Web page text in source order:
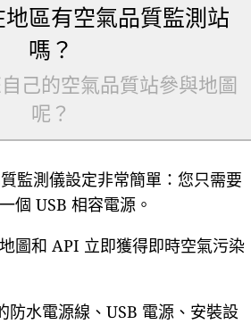
區有空氣品質監測站
嗎？
己的空氣品質站參與地圖
呢？
監測儀設定非常簡單：您只需要
個 USB 相容電源。
圖和 API 立即獲得即時空氣污染
防水電源線、USB 電源、安裝設